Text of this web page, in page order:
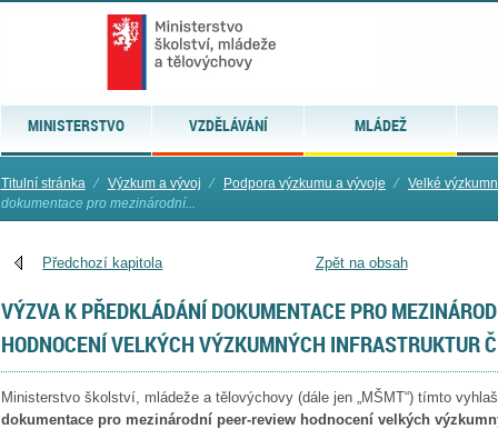
MINISTERSTVO VZDĚLÁVÁNÍ MLÁDEŽ
Titulní stránka ⁄ Výzkum a vývoj ⁄ Podpora výzkumu a vývoje ⁄
Velké
dokumentace pro mezinárodní...
Předchozí kapitola Zpět na obsah
VÝZVA K PŘEDKLÁDÁNÍ DOKUMENTACE PRO
HODNOCENÍ VELKÝCH VÝZKUMNÝCH INFRASTRUKTUR
Ministerstvo školství, mládeže a tělovýchovy (dále jen „MŠMT“) tímto
dokumentace pro mezinárodní peer-review hodnocení velkých